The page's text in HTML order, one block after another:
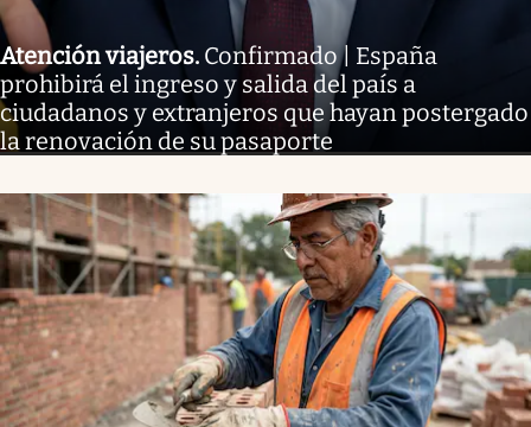
Atención viajeros. Confirmado | España
prohibirá el ingreso y salida del país a
ciudadanos y extranjeros que hayan postergado
la renovación de su pasaporte